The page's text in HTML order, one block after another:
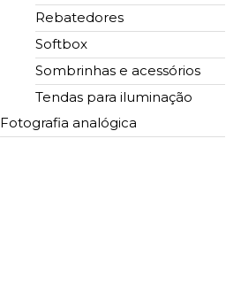
Rebatedores
Softbox
Sombrinhas e acessórios
Tendas para iluminação
Fotografia analógica